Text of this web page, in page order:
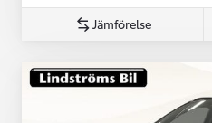
Jämförelse